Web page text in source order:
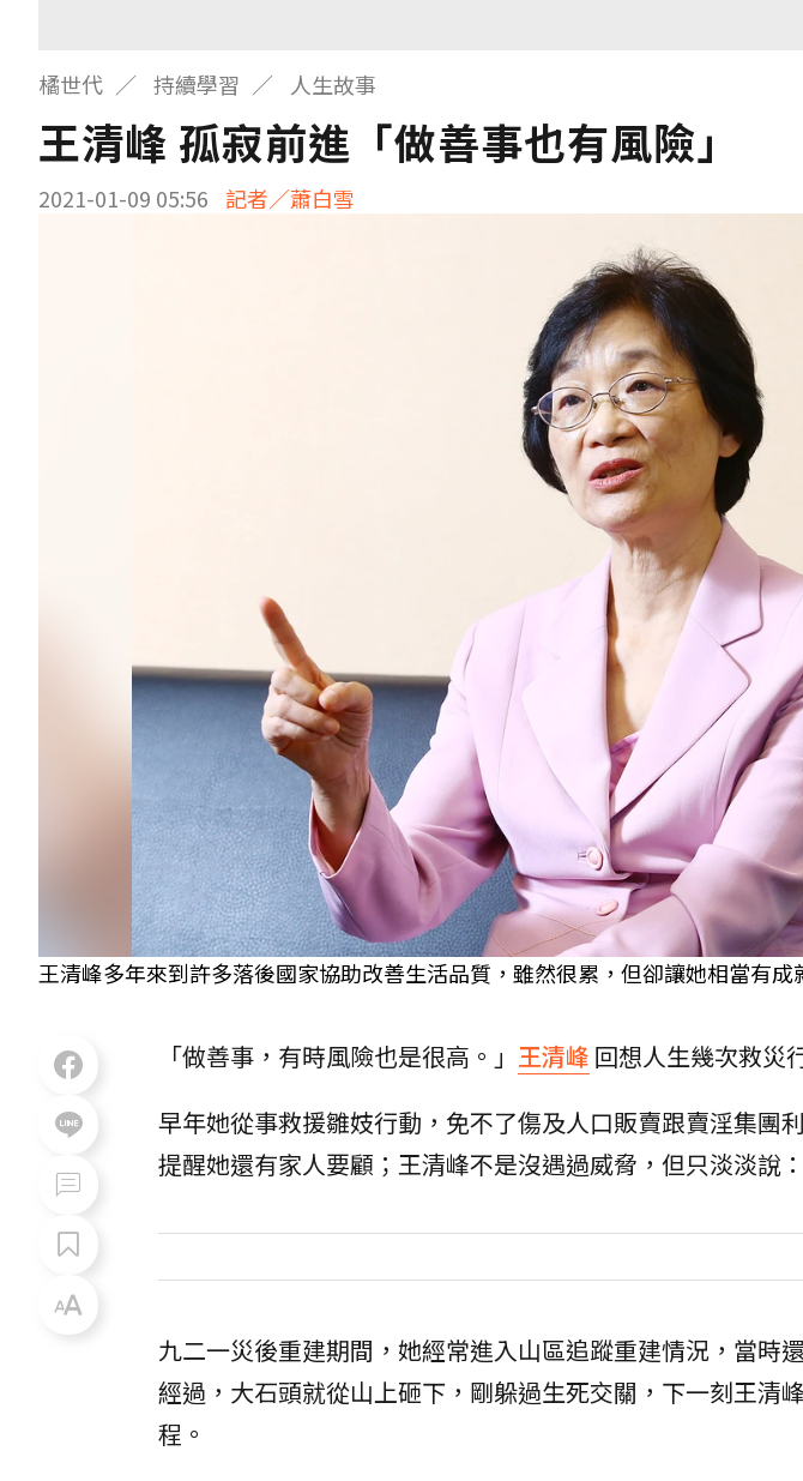
橘世代 持續學習 人生故事
王清峰 孤寂前進「做善事也有風險」
2021-01-09 05:56 記者／蕭白雪
王清峰多年來到許多落後國家協助改善生活品質，雖然很累，但卻讓她相當有
「做善事，有時風險也是很高。」 王清峰 回想人生幾次救災
早年她從事救援雛妓行動，免不了傷及人口販賣跟賣淫集團
提醒她還有家人要顧；王清峰不是沒遇過威脅，但只淡淡說
九二一災後重建期間，她經常進入山區追蹤重建情況，當時
經過，大石頭就從山上砸下，剛躲過生死交關，下一刻王清
程。